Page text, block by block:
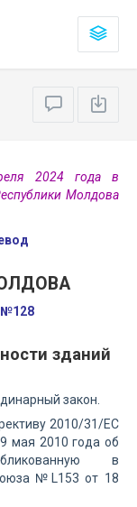
2024 года в
Молдова
№128
зданий
закон.
2010/31/EС
мая 2010 года об
в
№L153 от 18